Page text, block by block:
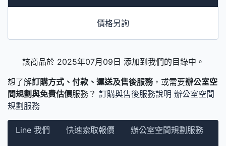
價格另詢
該商品於 2025年07月09日 添加到我們的目錄中。
想了解訂購方式、付款、運送及售後服務，或需要辦公室空
間規劃與免費估價服務？ 訂購與售後服務說明 辦公室空間
規劃服務
Line 我們 快速索取報價
辦公室空間規劃服務